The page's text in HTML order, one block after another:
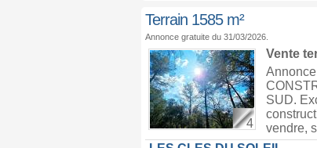
Terrain 1585 m²
Annonce gratuite du 31/03/2026.
4
Vente
SUD.
vendre,